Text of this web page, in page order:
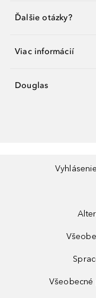
Ďalšie otázky?
Viac informácií
Douglas